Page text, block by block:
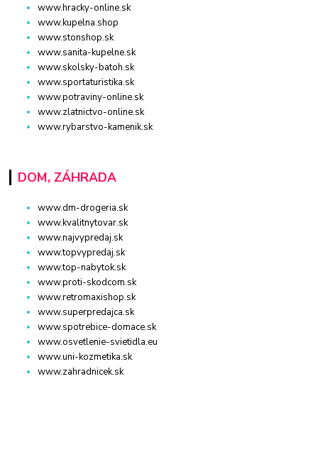
www.hracky-online.sk
www.kupelna.shop
www.stonshop.sk
www.sanita-kupelne.sk
www.skolsky-batoh.sk
www.sportaturistika.sk
www.potraviny-online.sk
www.zlatnictvo-online.sk
www.rybarstvo-kamenik.sk
DOM, ZÁHRADA
www.dm-drogeria.sk
www.kvalitnytovar.sk
www.najvypredaj.sk
www.topvypredaj.sk
www.top-nabytok.sk
www.proti-skodcom.sk
www.retromaxishop.sk
www.superpredajca.sk
www.spotrebice-domace.sk
www.osvetlenie-svietidla.eu
www.uni-kozmetika.sk
www.zahradnicek.sk